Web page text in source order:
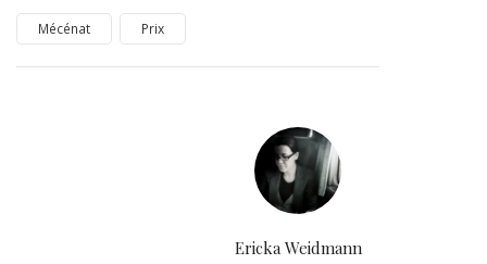
Mécénat Prix
Ericka Weidmann